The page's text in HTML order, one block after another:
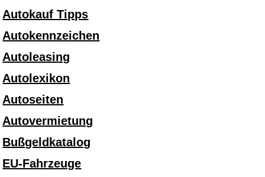
Autokauf Tipps
Autokennzeichen
Autoleasing
Autolexikon
Autoseiten
Autovermietung
Bußgeldkatalog
EU-Fahrzeuge